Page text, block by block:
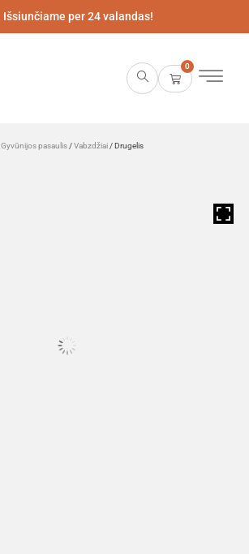
Išsiunčiame per 24 valandas!
0
Gyvūnijos pasaulis /Vabzdžiai / Drugelis